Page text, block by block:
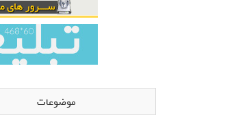
موضوعات